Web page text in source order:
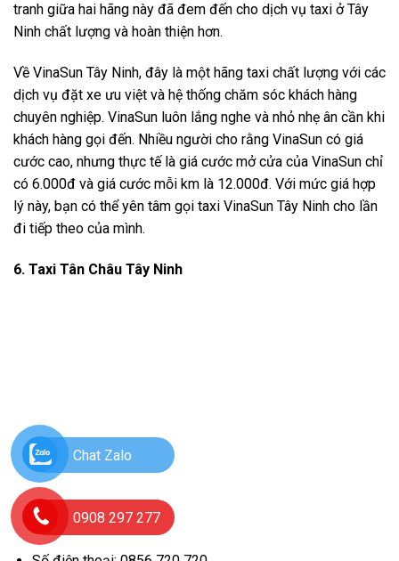
tranh giữa hai hãng này đã đem đến cho dịch vụ taxi ở Tây
Ninh chất lượng và hoàn thiện hơn.
Về VinaSun Tây Ninh, đây là một hãng taxi chất lượng với các
dịch vụ đặt xe ưu việt và hệ thống chăm sóc khách hàng
chuyên nghiệp. VinaSun luôn lắng nghe và nhỏ nhẹ ân cần khi
khách hàng gọi đến. Nhiều người cho rằng VinaSun có giá
cước cao, nhưng thực tế là giá cước mở cửa của VinaSun chỉ
có 6.000đ và giá cước mỗi km là 12.000đ. Với mức giá hợp
lý này, bạn có thể yên tâm gọi taxi VinaSun Tây Ninh cho lần
đi tiếp theo của mình.
6. Taxi Tân Châu Tây Ninh
Chat Zalo
0908 297 277